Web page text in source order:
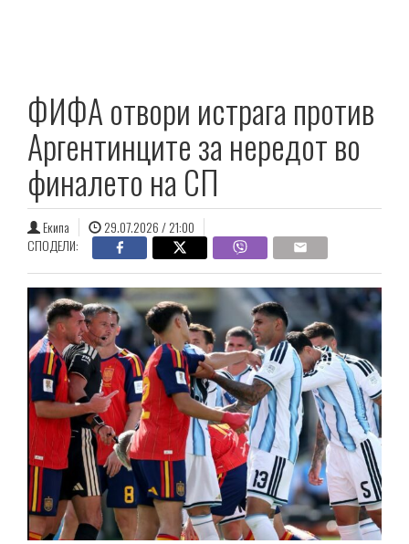
ФИФА отвори истрага против
Аргентинците за нередот во
финалето на СП
Екипа
29.07.2026 / 21:00
СПОДЕЛИ: